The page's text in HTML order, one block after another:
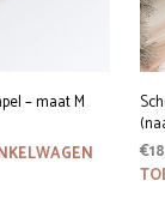
– maat M
€